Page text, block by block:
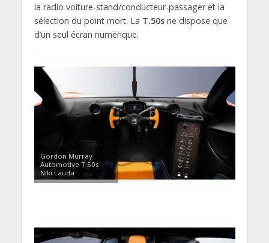
la radio voiture-stand/conducteur-passager et la
sélection du point mort. La T.50sne dispose que
d’un seul écran numérique.
Gordon Murray
Automotive T.50s
Niki Lauda